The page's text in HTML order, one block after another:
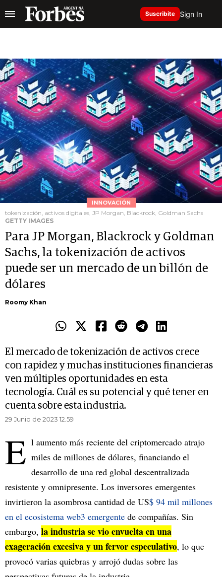
Suscribite Sign In
INNOVACIÓN
tokenización, activos digitales, JP Morgan, Blackrock, Goldman Sachs
GETTY IMAGES
Para JP Morgan, Blackrock y Goldman
Sachs, la tokenización de activos
puede ser un mercado de un billón de
dólares
Roomy Khan
El mercado de tokenización de activos crece
con rapidez y muchas instituciones financieras
ven múltiples oportunidades en esta
tecnología. Cuál es su potencial y qué tener en
cuenta sobre esta industria.
29 Junio de 2023 12.59
E l aumento más reciente del criptomercado atrajo
miles de millones de dólares, financiando el
desarrollo de una red global descentralizada
resistente y omnipresente. Los inversores emergentes
invirtieron la asombrosa cantidad de US$ 94 mil millones
en el ecosistema web3 emergente de compañías. Sin
embargo, la industria se vio envuelta en una
exageración excesiva y un fervor especulativo, lo que
provocó varias quiebras y arrojó dudas sobre las